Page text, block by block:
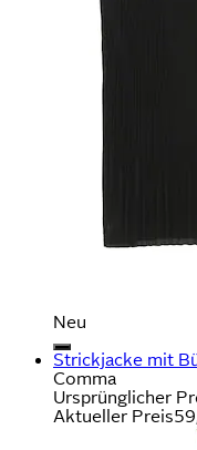
Neu
Strickjacke mit
Comma
Ursprünglicher
Aktueller Preis